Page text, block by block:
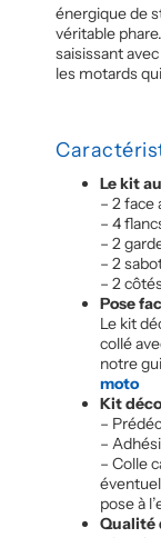
énergique de
véritable
saisissant
les motards
Le kit
– 2 face
– 4
– 2
– 2
– 2
Pose
Le kit
collé
notre
moto
Kit
–
–
– Colle
pose à
Qualité